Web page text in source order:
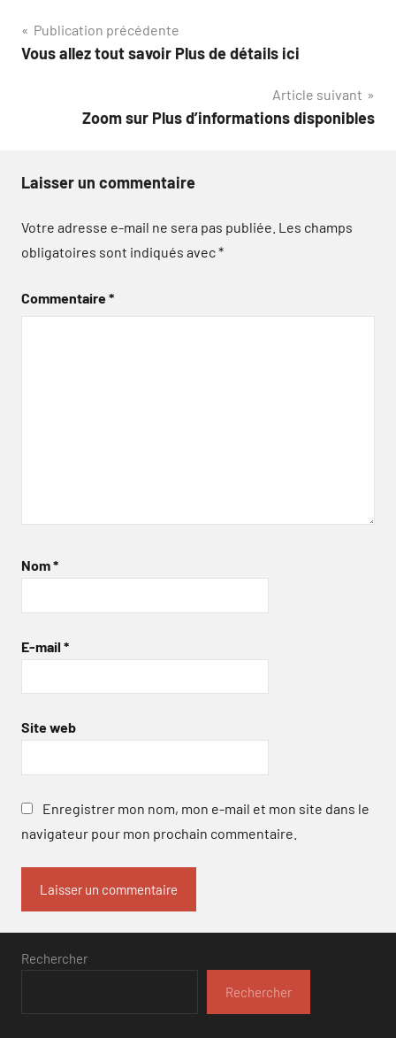
Navigation
de
Publication précédente
Vous allez tout savoir Plus de détails ici
Article suivant
Zoom sur Plus d’informations disponibles
Laisser un commentaire
Votre adresse e-mail ne sera pas publiée. Les champs
obligatoires sont indiqués avec*
Commentaire*
Nom*
E-mail *
Site web
Enregistrer mon nom, mon e-mail et mon site dans le
navigateur pour mon prochain commentaire.
Rechercher
Rechercher